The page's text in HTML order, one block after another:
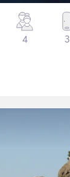
4 3